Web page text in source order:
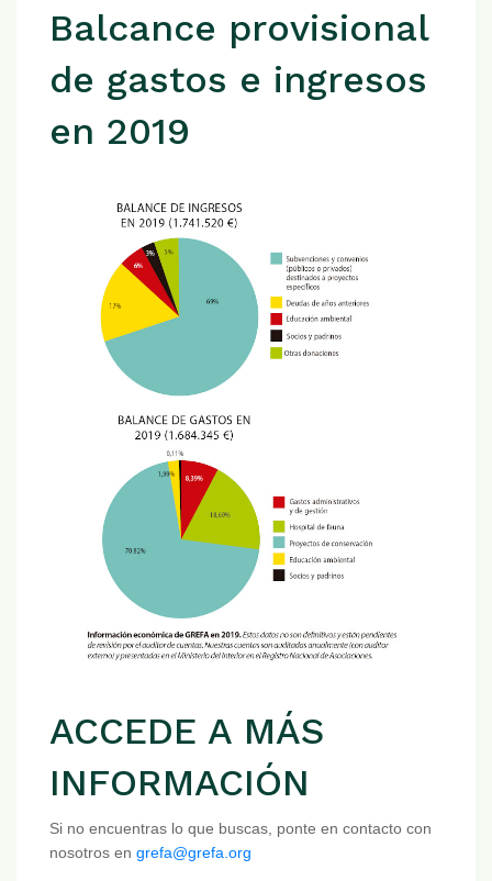
Balcance provisional
de gastos e ingresos
en 2019
ACCEDE A MÁS
INFORMACIÓN
Si no encuentras lo que buscas, ponte en contacto con
nosotros en grefa@grefa.org